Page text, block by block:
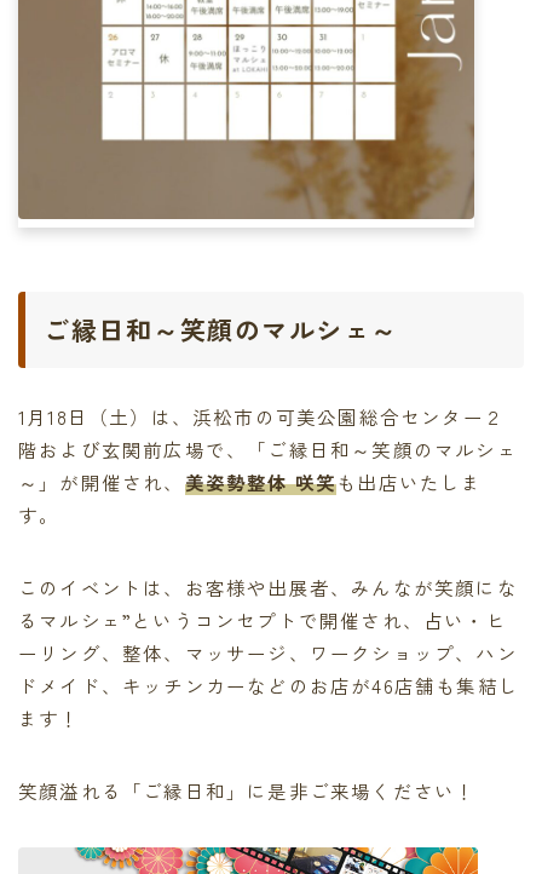
ご縁日和～笑顔のマルシェ～
1月18日（土）は、浜松市の可美公園総合センター２
階および玄関前広場で、「ご縁日和～笑顔のマルシェ
～」が開催され、 美姿勢整体 咲笑も出店いたしま
す。
このイベントは、お客様や出展者、みんなが笑顔にな
るマルシェ”というコンセプトで開催され、占い・ヒ
ーリング、整体、マッサージ、ワークショップ、ハン
ドメイド、キッチンカーなどのお店が46店舗も集結し
ます！
笑顔溢れる「ご縁日和」に是非ご来場ください！